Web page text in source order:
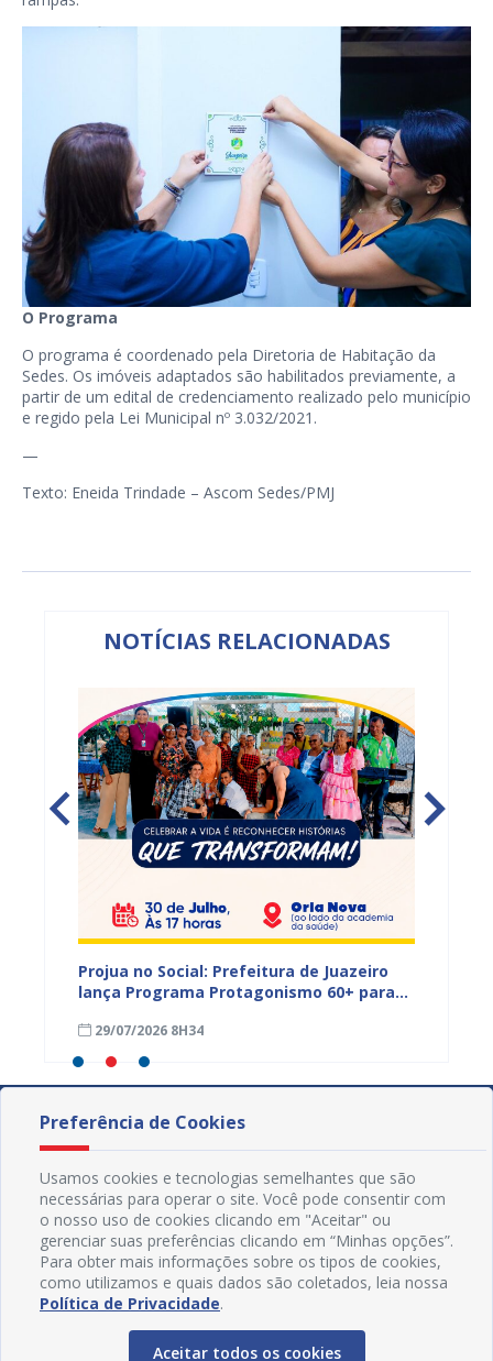
O Programa
O programa é coordenado pela Diretoria de Habitação da
Sedes. Os imóveis adaptados são habilitados previamente, a
partir de um edital de credenciamento realizado pelo município
e regido pela Lei Municipal nº 3.032/2021.
—
Texto: Eneida Trindade – Ascom Sedes/PMJ
NOTÍCIAS RELACIONADAS
Projua no Social: Prefeitura de Juazeiro
lança Programa Protagonismo 60+ para
idosa
29/07/2026 8H34
Preferência de Cookies
Usamos cookies e tecnologias semelhantes que são
necessárias para operar o site. Você pode consentir com
o nosso uso de cookies clicando em "Aceitar" ou
gerenciar suas preferências clicando em “Minhas opções”.
Para obter mais informações sobre os tipos de cookies,
como utilizamos e quais dados são coletados, leia nossa
Política de Privacidade.
Aceitar todos os cookies